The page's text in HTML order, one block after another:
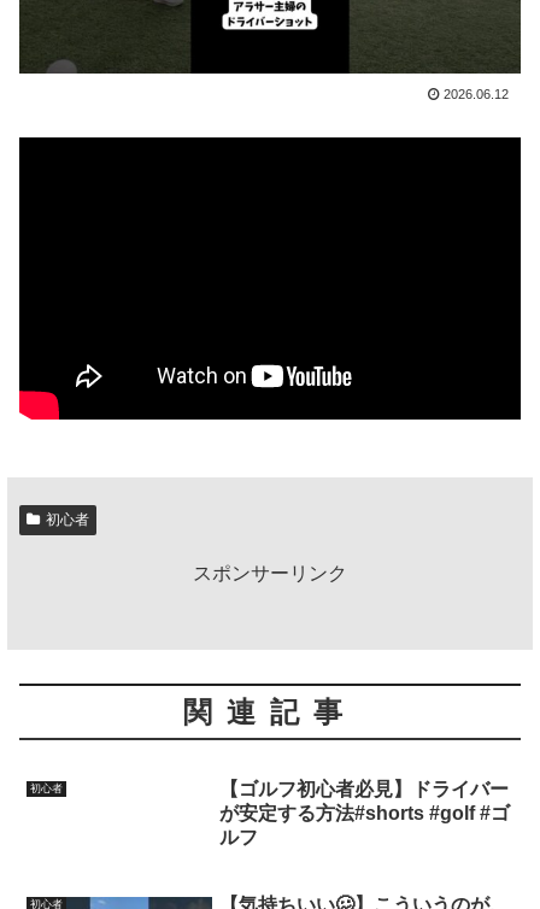
2026.06.12
初心者
スポンサーリンク
関連記事
初心者
【ゴルフ初心者必見】ドライバー
が安定する方法#shorts #golf #ゴ
ルフ
初心者
【気持ちいい🥴】こういうのが、